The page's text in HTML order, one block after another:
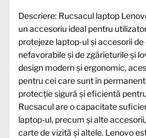
Descriere: Rucsacul laptop
un accesoriu ideal pentru
protejeze laptop-ul și accesorii
nefavorabile și de zgârieturile și
design modern și ergonomic,
pentru cei care sunt în
protecție sigură și eficientă
Rucsacul are o capacitate
laptop-ul, precum și alte
carte de vizită și altele. Lenovo